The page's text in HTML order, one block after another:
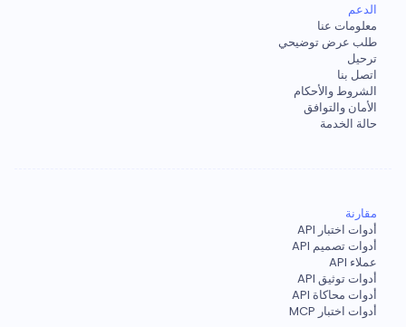
الدعم
معلومات عنا
طلب عرض توضيحي
ترحيل
اتصل بنا
الشروط والأحكام
الأمان والتوافق
حالة الخدمة
مقارنة
أدوات اختبار API
أدوات تصميم API
عملاء API
أدوات توثيق API
أدوات محاكاة API
أدوات اختبار MCP